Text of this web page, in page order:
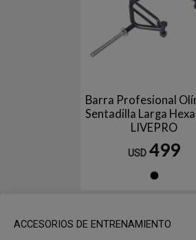
ACCESORIOS DE ENTRENAMIENTO
Barra Profesional
Sentadilla Larga
LIVEPRO
USD 499